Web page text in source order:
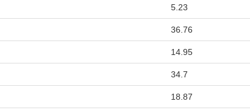
5.23
36.76
14.95
34.7
18.87